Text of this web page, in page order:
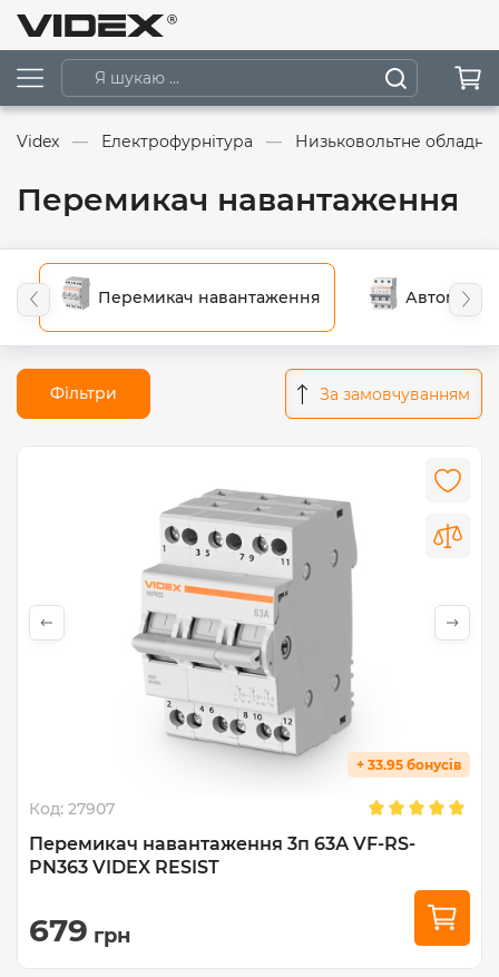
Videx Електрофурнітура Низьковольтне
Перемикач навантаження
Перемикач навантаження
За замовчуванням
Фільтри
+ 33.95 бонусів
Код: 27907
Перемикач навантаження 3п 63А VF-RS-
PN363 VIDEX RESIST
679 грн